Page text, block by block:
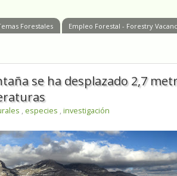
Forestales Empleo Forestal - Forestry
se ha desplazado 2,7
, especies , investigación